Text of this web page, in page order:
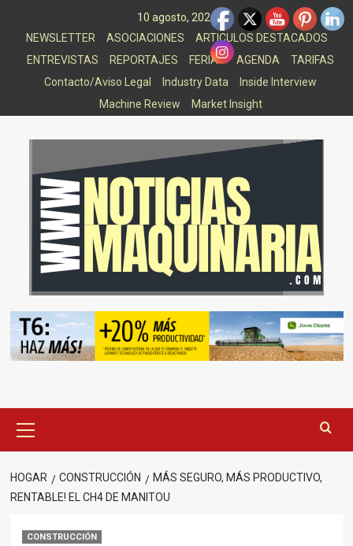
10 agosto, 2026
NEWSLETTER
ASOCIACIONES
ARTICULOS DESTACADOS
ENTREVISTAS
REPORTAJES FERIAS AGENDA
TARIFAS
Contacto/Aviso Legal
Industry Data
Inside Interview
Machine Review
Market Insight
principal
HOGAR CONSTRUCCIÓN
MÁS SEGURO, MÁS PRODUCTIVO,
RENTABLE! EL CH4 DE MANITOU
CONSTRUCCIÓN